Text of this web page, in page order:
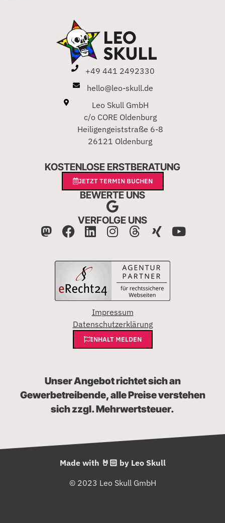
+49 441 2492330
hello@leo-skull.de
Leo Skull GmbH
c/o CORE Oldenburg
Heiligengeiststraße 6-8
26121 Oldenburg
KOSTENLOSE ERSTBERATUNG
JETZT TERMIN BUCHEN
BEWERTE UNS
VERFOLGE UNS
Impressum
Datenschutzerklärung
INHALT MELDEN
Unser Angebot richtet sich an
Gewerbetreibende, alle Preise verstehen
sich zzgl. Mehrwertsteuer.
Made with 🤘🏻 by Leo Skull
© 2023 Leo Skull GmbH